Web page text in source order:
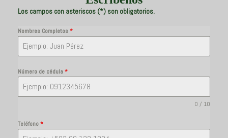
Los campos con asteriscos (*) son obligatorios.
Nombres Completos*
Número de cédula*
0 / 10
Teléfono*